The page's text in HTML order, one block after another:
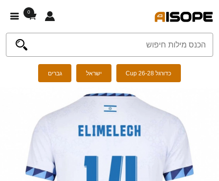
0
כדורגל Cup 26-28 ישראל גברים